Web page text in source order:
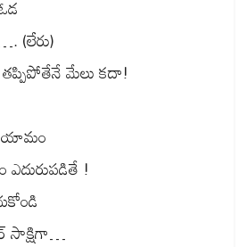
(లేరు)
మేలు కదా!
ఎదురుపడితే !
సాక్షిగా…